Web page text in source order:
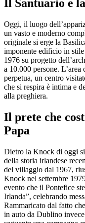
Il Santuario e
Oggi, il luogo
un vasto e moderno
originale si erge la
imponente edificio in
1976 su progetto
a 10.000 persone.
perpetua, un centro
che si respira è intima e
alla preghiera.
Il prete che
Papa
Dietro la Knock di oggi
della storia irlandese
del villaggio dal 1967,
Knock nel settembre
evento che il Pontefice
Irlanda”, celebrando
Rammaricato dal fatto
in auto da Dublino